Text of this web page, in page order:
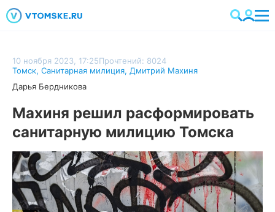
10 ноября 2023, 17:25Прочтений: 8024
Томск, Санитарная милиция, Дмитрий Махиня
Дарья Бердникова
Махиня решил расформировать
санитарную милицию Томска